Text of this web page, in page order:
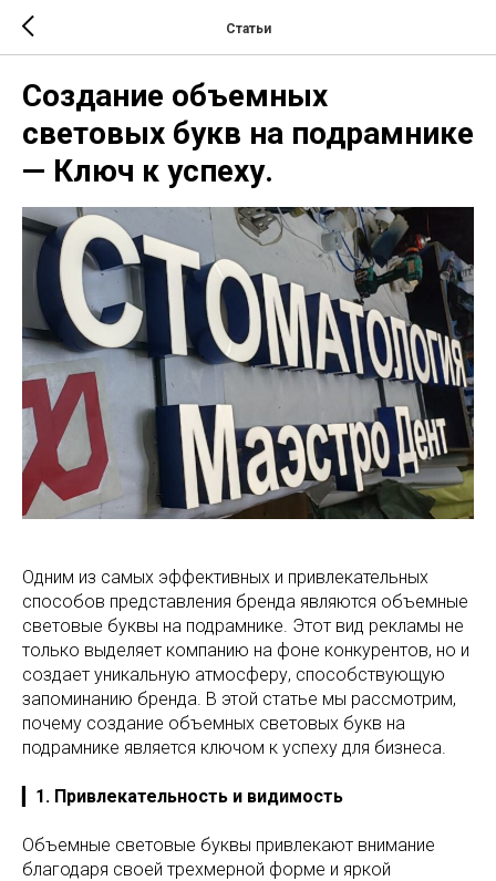
Статьи
Создание объемных
световых букв на подрамнике
— Ключ к успеху.
Одним из самых эффективных и привлекательных
способов представления бренда являются объемные
световые буквы на подрамнике. Этот вид рекламы не
только выделяет компанию на фоне конкурентов, но и
создает уникальную атмосферу, способствующую
запоминанию бренда. В этой статье мы рассмотрим,
почему создание объемных световых букв на
подрамнике является ключом к успеху для бизнеса.
1. Привлекательность и видимость
Объемные световые буквы привлекают внимание
благодаря своей трехмерной форме и яркой